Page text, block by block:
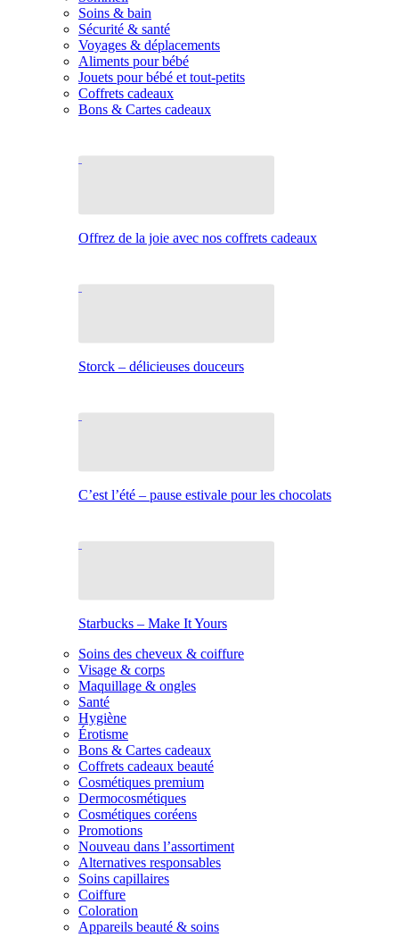
Soins & bain
Sécurité & santé
Voyages & déplacements
Aliments pour bébé
Jouets pour bébé et tout-petits
Coffrets cadeaux
Bons & Cartes cadeaux
Offrez de la joie avec nos coffrets cadeaux
Storck – délicieuses douceurs
C’est l’été – pause estivale pour les chocolats
Starbucks – Make It Yours
Soins des cheveux & coiffure
Visage & corps
Maquillage & ongles
Santé
Hygiène
Érotisme
Bons & Cartes cadeaux
Coffrets cadeaux beauté
Cosmétiques premium
Dermocosmétiques
Cosmétiques coréens
Promotions
Nouveau dans l’assortiment
Alternatives responsables
Soins capillaires
Coiffure
Coloration
Appareils beauté & soins